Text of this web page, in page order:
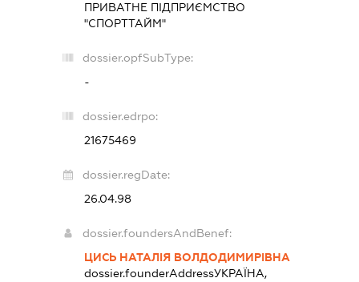
ПРИВАТНЕ ПІДПРИЄМСТВО
"СПОРТТАЙМ"
dossier.opfSubType:
-
dossier.edrpo:
21675469
dossier.regDate:
26.04.98
dossier.foundersAndBenef:
ЦИСЬ НАТАЛІЯ ВОЛДОДИМИРІВНА
dossier.founderAddressУКРАЇНА,